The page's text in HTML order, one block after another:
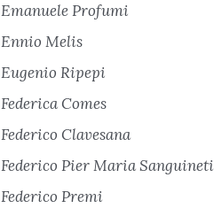
Emanuele Profumi
Ennio Melis
Eugenio Ripepi
Federica Comes
Federico Clavesana
Federico Pier Maria Sanguineti
Federico Premi